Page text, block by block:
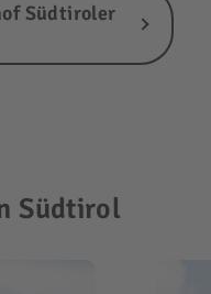
Südtiroler
Südtirol